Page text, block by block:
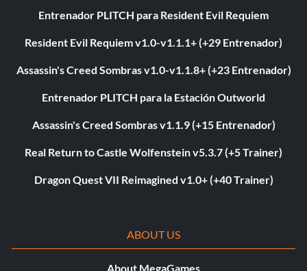
Entrenador PLITCH para Resident Evil Requiem
Resident Evil Requiem v1.0-v1.1.1+ (+29 Entrenador)
Assassin's Creed Sombras v1.0-v1.1.8+ (+23 Entrenador)
Entrenador PLITCH para la Estación Outworld
Assassin's Creed Sombras v1.1.9 (+15 Entrenador)
Real Return to Castle Wolfenstein v5.3.7 (+5 Trainer)
Dragon Quest VII Reimagined v1.0+ (+40 Trainer)
ABOUT US
About MegaGames